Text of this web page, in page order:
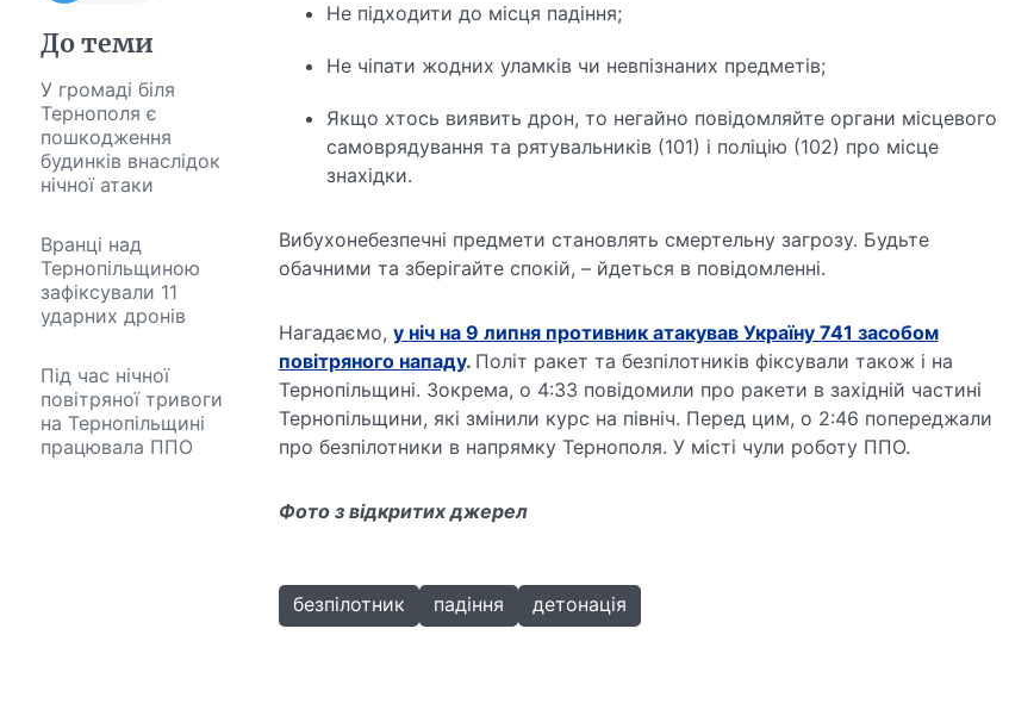
До теми
У громаді біля
Тернополя є
пошкодження
будинків внаслідок
нічної атаки
Вранці над
Тернопільщиною
зафіксували 11
ударних дронів
Під час нічної
повітряної тривоги
на Тернопільщині
працювала ППО
Не підходити до місця падіння;
Не чіпати жодних уламків чи невпізнаних предметів;
Якщо хтось виявить дрон, то негайно повідомляйте органи місцевого
самоврядування та рятувальників (101) і поліцію (102) про місце
знахідки.
Вибухонебезпечні предмети становлять смертельну загрозу. Будьте
обачними та зберігайте спокій, – йдеться в повідомленні.
Нагадаємо, у ніч на 9 липня противник атакував Україну 741 засобом
повітряного нападу. Політ ракет та безпілотників фіксували також і на
Тернопільщині. Зокрема, о 4:33 повідомили про ракети в західній частині
Тернопільщини, які змінили курс на північ. Перед цим, о 2:46 попереджали
про безпілотники в напрямку Тернополя. У місті чули роботу ППО.
Фото з відкритих джерел
безпілотник падіння детонація